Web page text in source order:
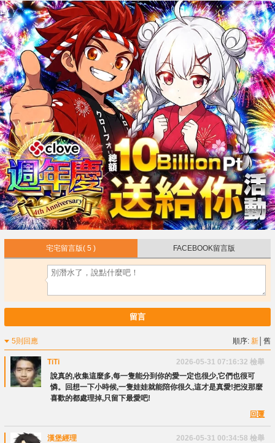
宅宅留言版( 5 ) FACEBOOK留言版
留言
5則回應 順序:新 │舊
TiTi 2026-05-31 07:16:32 檢舉
說真的,收集這麼多,每一隻能分到你的愛一定也很少,它們也很可
憐。回想一下小時候,一隻娃娃就能陪你很久,這才是真愛!把沒那麼
喜歡的都處理掉,只留下最愛吧!
回覆
漢堡經理 2026-05-31 00:34:58 檢舉